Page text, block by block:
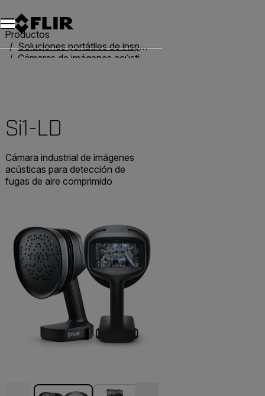
Productos
Soluciones portátiles de inspección
Cámaras de imágenes acústicas
Si1-LD
Cámara industrial de imágenes
acústicas para detección de
fugas de aire comprimido